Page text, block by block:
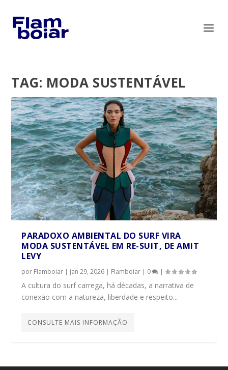
TAG: MODA SUSTENTÁVEL
PARADOXO AMBIENTAL DO SURF VIRA
MODA SUSTENTÁVEL EM RE-SUIT, DE AMIT
LEVY
por Flamboiar | jan 29, 2026 | Flamboiar | 0 |
A cultura do surf carrega, há décadas, a narrativa de
conexão com a natureza, liberdade e respeito...
CONSULTE MAIS INFORMAÇÃO